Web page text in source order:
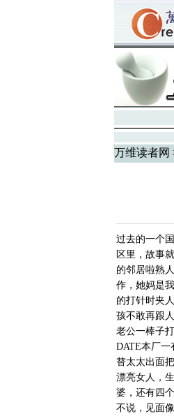
万维读者网
过去的一个
区里，故事
的邻居啦熟
作，她妈是
的打针时夹
孩不敢再跟
老公一棒子
DATE本厂
替太太出面
漂亮女人，
婆，还有四
不说，见面